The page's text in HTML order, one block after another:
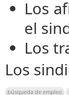
Los
el
Los
Los
búsqueda de empleo